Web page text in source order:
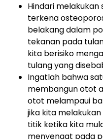
Hindari
terkena
belakang dalam
tekanan pada
kita berisiko
tulang yang
Ingatlah bahwa
membangun otot
otot melampaui
jika kita
titik ketika kita
menyengat pada